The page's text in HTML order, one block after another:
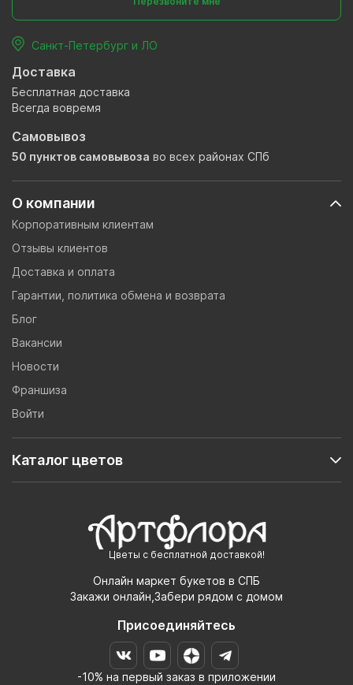
Цветы с бесплатной доставкой!
Онлайн маркет букетов в СПБ
Закажи онлайн,Забери рядом с домом
Присоединяйтесь
-10% на первый заказ в приложении
О компании
Корпоративным клиентам
Отзывы клиентов
Доставка и оплата
Гарантии, политика обмена и возврата
Блог
Вакансии
Новости
Франшиза
Войти
Каталог цветов
Санкт-Петербург и ЛО
Доставка
Бесплатная доставка
Всегда вовремя
Самовывоз
50 пунктов самовывоза во всех районах СПб